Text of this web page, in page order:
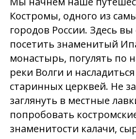
Костромы, одного из
городов России. Здесь
посетить знаменитый
монастырь, погулять по
реки Волги и
старинных церквей. Не
заглянуть в местные
попробовать
знаменитости калачи,